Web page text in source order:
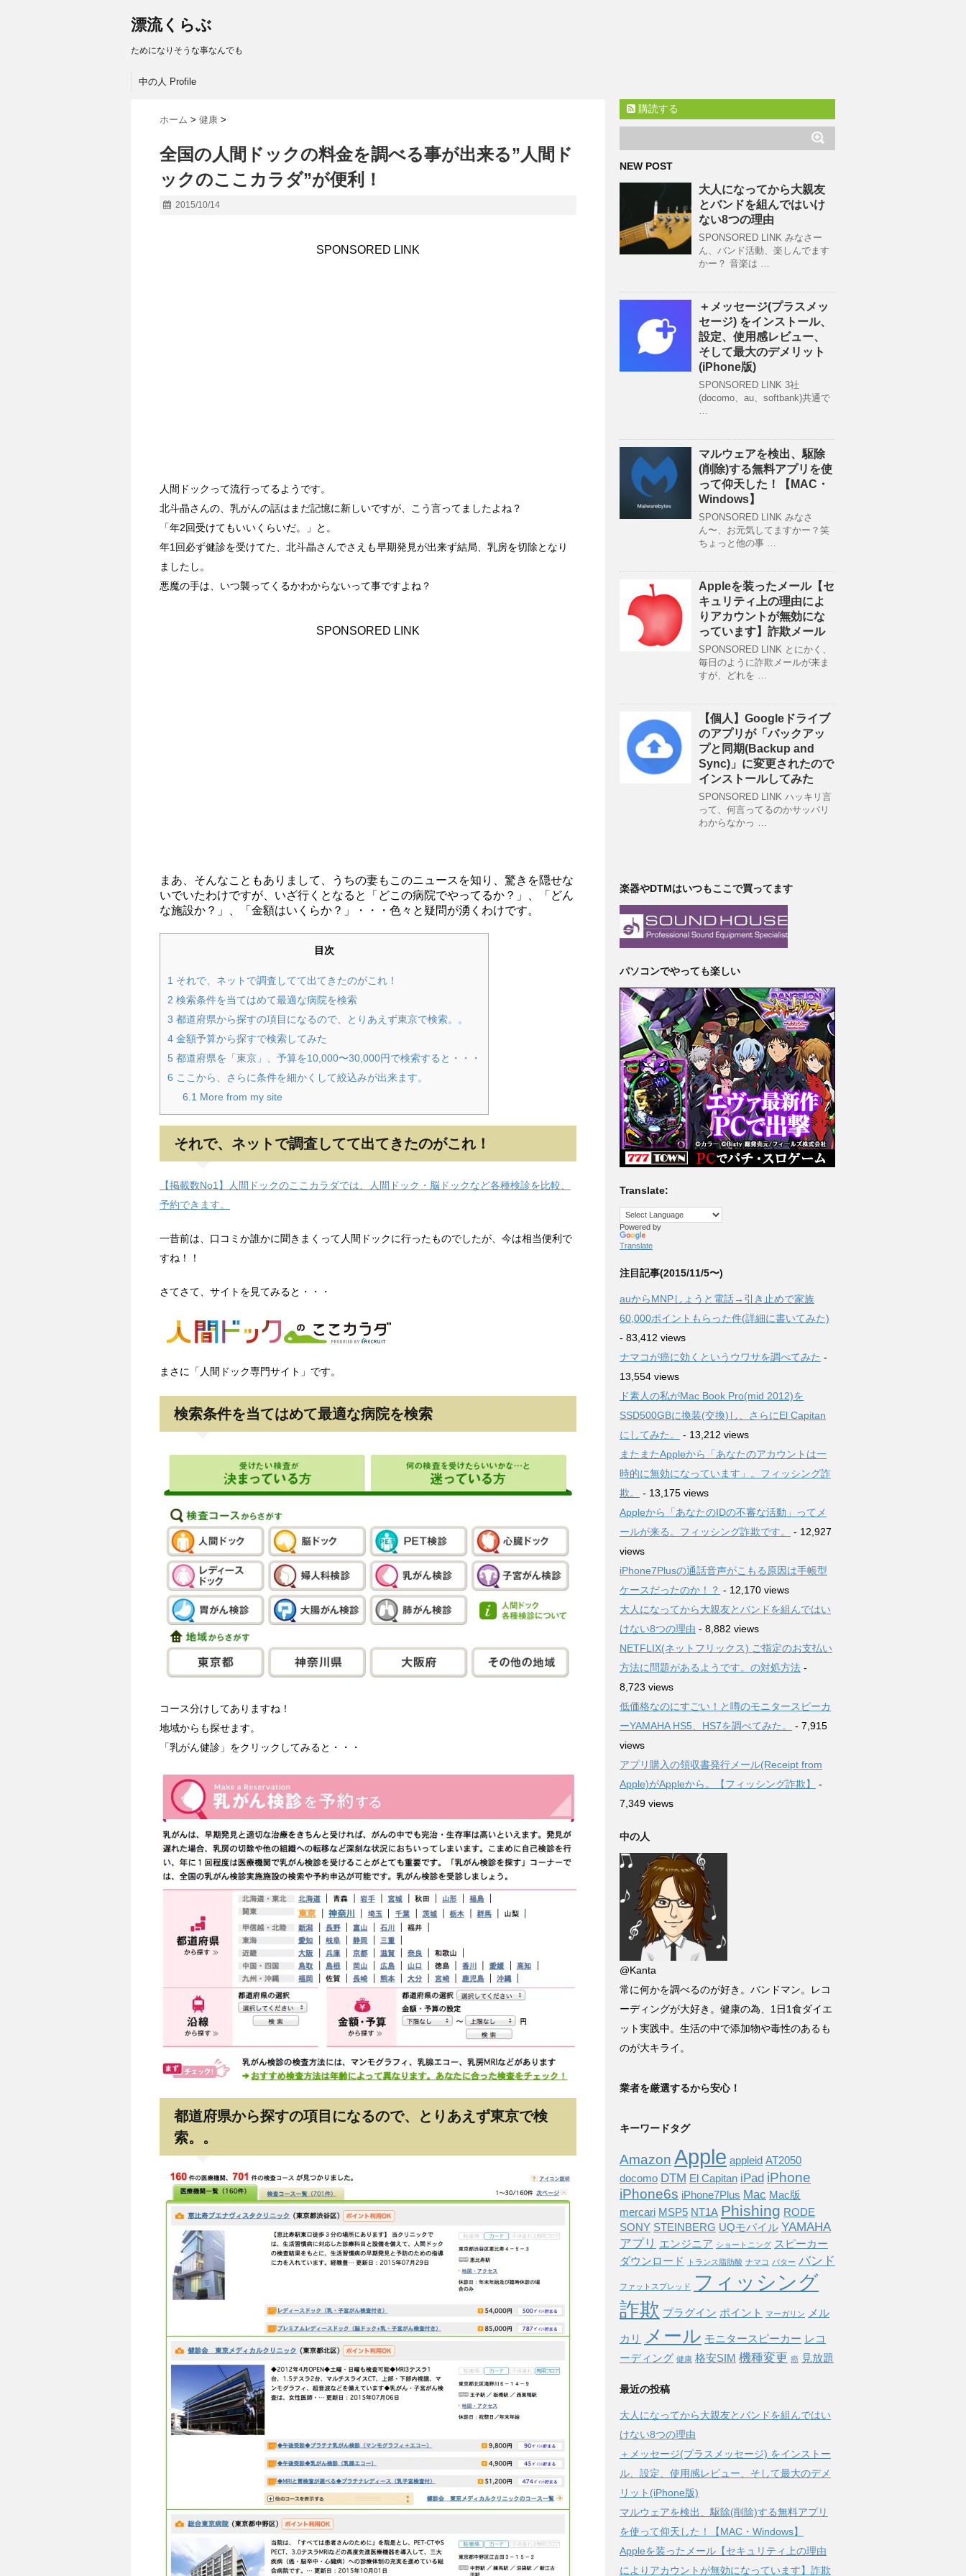
漂流くらぶ
ためになりそうな事なんでも
中の人 Profile
ホーム > 健康 >
全国の人間ドックの料金を調べる事が出来る”人間ド
ックのここカラダ”が便利！
2015/10/14
SPONSORED LINK
人間ドックって流行ってるようです。
北斗晶さんの、乳がんの話はまだ記憶に新しいですが、こう言ってましたよね？
「年2回受けてもいいくらいだ。」と。
年1回必ず健診を受けてた、北斗晶さんでさえも早期発見が出来ず結局、乳房を切除となり
ましたし。
悪魔の手は、いつ襲ってくるかわからないって事ですよね？
SPONSORED LINK
まあ、そんなこともありまして、うちの妻もこのニュースを知り、驚きを隠せな
いでいたわけですが、いざ行くとなると「どこの病院でやってるか？」、「どん
な施設か？」、「金額はいくらか？」・・・色々と疑問が湧くわけです。
目次
1 それで、ネットで調査してて出てきたのがこれ！
2 検索条件を当てはめて最適な病院を検索
3 都道府県から探すの項目になるので、とりあえず東京で検索。。
4 金額予算から探すで検索してみた
5 都道府県を「東京」、予算を10,000〜30,000円で検索すると・・・
6 ここから、さらに条件を細かくして絞込みが出来ます。
6.1 More from my site
それで、ネットで調査してて出てきたのがこれ！
【掲載数No1】人間ドックのここカラダでは、人間ドック・脳ドックなど各種検診を比較、
予約できます。
一昔前は、口コミか誰かに聞きまくって人間ドックに行ったものでしたが、今は相当便利で
すね！！
さてさて、サイトを見てみると・・・
まさに「人間ドック専門サイト」です。
検索条件を当てはめて最適な病院を検索
コース分けしてありますね！
地域からも探せます。
「乳がん健診」をクリックしてみると・・・
都道府県から探すの項目になるので、とりあえず東京で検
索。。
購読する
NEW POST
大人になってから大親友
とバンドを組んではいけ
ない8つの理由
SPONSORED LINK みなさー
ん、バンド活動、楽しんでます
かー？ 音楽は …
＋メッセージ(プラスメッ
セージ) をインストール、
設定、使用感レビュー、
そして最大のデメリット
(iPhone版)
SPONSORED LINK 3社
(docomo、au、softbank)共通で
…
マルウェアを検出、駆除
(削除)する無料アプリを使
って仰天した！【MAC・
Windows】
SPONSORED LINK みなさ
ん〜、お元気してますかー？笑
ちょっと他の事 …
Appleを装ったメール【セ
キュリティ上の理由によ
りアカウントが無効にな
っています】詐欺メール
SPONSORED LINK とにかく、
毎日のように詐欺メールが来ま
すが、どれを …
【個人】Googleドライブ
のアプリが「バックアッ
プと同期(Backup and
Sync)」に変更されたので
インストールしてみた
SPONSORED LINK ハッキリ言
って、何言ってるのかサッパリ
わからなかっ …
楽器やDTMはいつもここで買ってます
パソコンでやっても楽しい
Translate:
Powered by
Translate
注目記事(2015/11/5〜)
auからMNPしょうと電話→引き止めで家族
60,000ポイントもらった件(詳細に書いてみた)
- 83,412 views
ナマコが癌に効くというウワサを調べてみた -
13,554 views
ド素人の私がMac Book Pro(mid 2012)を
SSD500GBに換装(交換)し、さらにEl Capitan
にしてみた。
- 13,212 views
またまたAppleから「あなたのアカウントは一
時的に無効になっています」。フィッシング詐
欺。
- 13,175 views
Appleから「あなたのIDの不審な活動」ってメ
ールが来る。フィッシング詐欺です。
- 12,927
views
iPhone7Plusの通話音声がこもる原因は手帳型
ケースだったのか！？ - 12,170 views
大人になってから大親友とバンドを組んではい
けない8つの理由 - 8,882 views
NETFLIX(ネットフリックス) ご指定のお支払い
方法に問題があるようです。の対処方法 -
8,723 views
低価格なのにすごい！と噂のモニタースピーカ
ーYAMAHA HS5、HS7を調べてみた。
- 7,915
views
アプリ購入の領収書発行メール(Receipt from
Apple)がAppleから。【フィッシング詐欺】
-
7,349 views
中の人
@Kanta
常に何かを調べるのが好き。バンドマン。レコ
ーディングが大好き。健康の為、1日1食ダイエ
ット実践中。生活の中で添加物や毒性のあるも
のが大キライ。
業者を厳選するから安心！
キーワードタグ
Amazon Apple appleid AT2050
docomo DTM El Capitan iPad iPhone
iPhone6s iPhone7Plus Mac Mac版
mercari MSP5 NT1A Phishing RODE
SONY STEINBERG UQモバイル YAMAHA
アプリ エンジニア ショートニング スピーカー
ダウンロード
トランス脂肪酸 ナマコ バター バンド
ファットスプレッド
フィッシング
詐欺 プラグイン ポイント マーガリン メル
カリ メール モニタースピーカー レコ
ーディング 健康 格安SIM 機種変更 癌 見放題
最近の投稿
大人になってから大親友とバンドを組んではい
けない8つの理由
＋メッセージ(プラスメッセージ) をインストー
ル、設定、使用感レビュー、そして最大のデメ
リット(iPhone版)
マルウェアを検出、駆除(削除)する無料アプリ
を使って仰天した！【MAC・Windows】
Appleを装ったメール【セキュリティ上の理由
によりアカウントが無効になっています】詐欺